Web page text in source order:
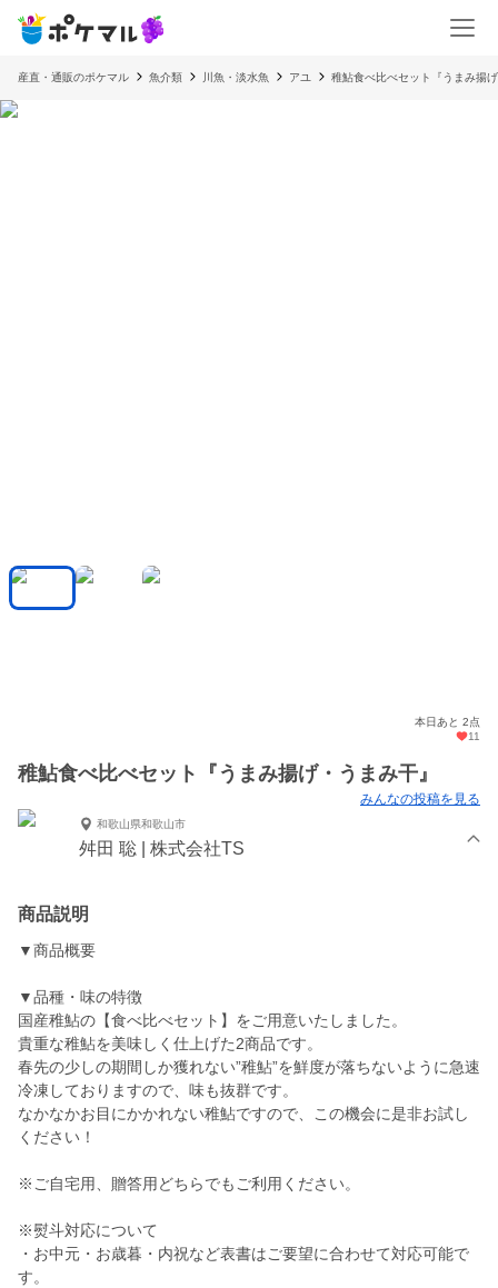
産直・通販のポケマル 魚介類 川魚・淡水魚 アユ 稚鮎食べ比べセット『うまみ揚
本日あと 2点
11
稚鮎食べ比べセット『うまみ揚げ・うまみ干』
みんなの投稿を見る
和歌山県和歌山市
舛田 聡 | 株式会社TS
商品説明
▼商品概要
▼品種・味の特徴
国産稚鮎の【食べ比べセット】をご用意いたしました。
貴重な稚鮎を美味しく仕上げた2商品です。
春先の少しの期間しか獲れない”稚鮎”を鮮度が落ちないように急速
冷凍しておりますので、味も抜群です。
なかなかお目にかかれない稚鮎ですので、この機会に是非お試し
ください！
※ご自宅用、贈答用どちらでもご利用ください。
※熨斗対応について
・お中元・お歳暮・内祝など表書はご要望に合わせて対応可能で
す。